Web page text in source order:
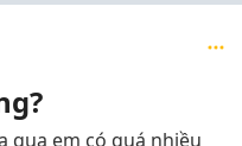
qua em có quá nhiều